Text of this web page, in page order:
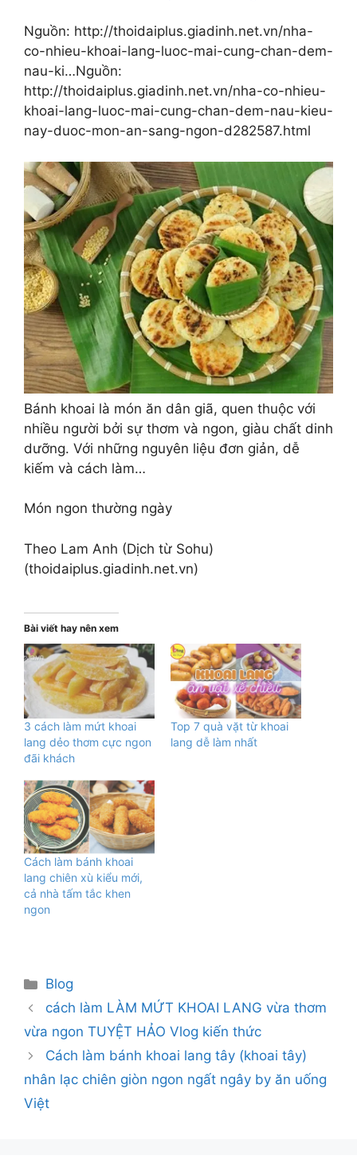
Nguồn: http://thoidaiplus.giadinh.net.vn/nha-
co-nhieu-khoai-lang-luoc-mai-cung-chan-dem-
nau-ki…Nguồn:
http://thoidaiplus.giadinh.net.vn/nha-co-nhieu-
khoai-lang-luoc-mai-cung-chan-dem-nau-kieu-
nay-duoc-mon-an-sang-ngon-d282587.html
Bánh khoai là món ăn dân giã, quen thuộc với
nhiều người bởi sự thơm và ngon, giàu chất dinh
dưỡng. Với những nguyên liệu đơn giản, dễ
kiếm và cách làm…
Món ngon thường ngày
Theo Lam Anh (Dịch từ Sohu)
(thoidaiplus.giadinh.net.vn)
Bài viết hay nên xem
3 cách làm mứt khoai
lang dẻo thơm cực ngon
đãi khách
Top 7 quà vặt từ khoai
lang dễ làm nhất
Cách làm bánh khoai
lang chiên xù kiểu mới,
cả nhà tấm tắc khen
ngon
Danh
mục
Blog
cách làm LÀM MỨT KHOAI LANG vừa thơm
vừa ngon TUYỆT HẢO Vlog kiến thức
Cách làm bánh khoai lang tây (khoai tây)
nhân lạc chiên giòn ngon ngất ngây by ăn uống
Việt